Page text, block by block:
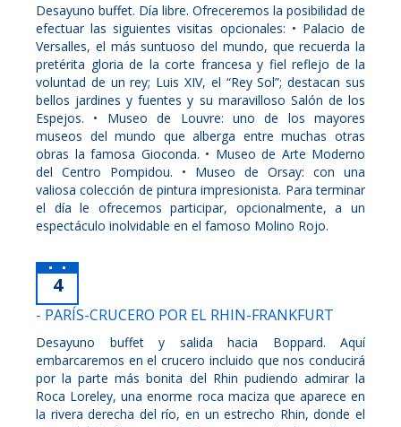
Desayuno buffet. Día libre. Ofreceremos la posibilidad de
efectuar las siguientes visitas opcionales: • Palacio de
Versalles, el más suntuoso del mundo, que recuerda la
pretérita gloria de la corte francesa y fiel reflejo de la
voluntad de un rey; Luis XIV, el “Rey Sol”; destacan sus
bellos jardines y fuentes y su maravilloso Salón de los
Espejos. • Museo de Louvre: uno de los mayores
museos del mundo que alberga entre muchas otras
obras la famosa Gioconda. • Museo de Arte Moderno
del Centro Pompidou. • Museo de Orsay: con una
valiosa colección de pintura impresionista. Para terminar
el día le ofrecemos participar, opcionalmente, a un
espectáculo inolvidable en el famoso Molino Rojo.
4
- PARÍS-CRUCERO POR EL RHIN-FRANKFURT
Desayuno buffet y salida hacia Boppard. Aquí
embarcaremos en el crucero incluido que nos conducirá
por la parte más bonita del Rhin pudiendo admirar la
Roca Loreley, una enorme roca maciza que aparece en
la rivera derecha del río, en un estrecho Rhin, donde el